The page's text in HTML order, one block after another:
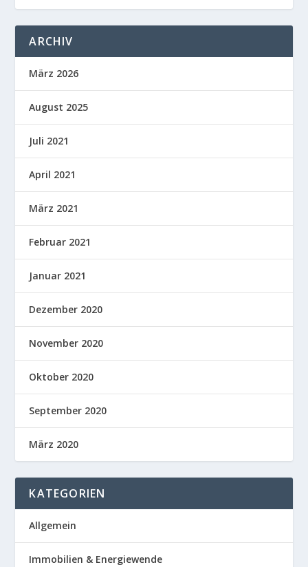
ARCHIV
März 2026
August 2025
Juli 2021
April 2021
März 2021
Februar 2021
Januar 2021
Dezember 2020
November 2020
Oktober 2020
September 2020
März 2020
KATEGORIEN
Allgemein
Immobilien & Energiewende